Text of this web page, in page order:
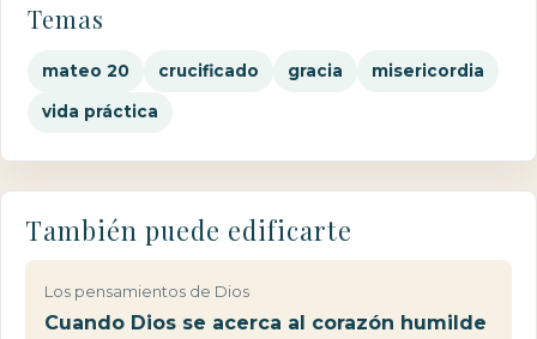
Temas
mateo 20 crucificado gracia misericordia
vida práctica
También puede edificarte
Los pensamientos de Dios
Cuando Dios se acerca al corazón humilde